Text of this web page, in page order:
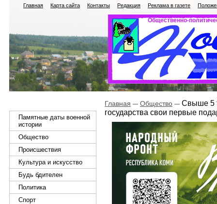
Главная Карта сайта Контакты Редакция Реклама в газете
Общественно-
Памятные даты военной
истории
Общество
Происшествия
Культура и искусство
Будь бдителен
Политика
Спорт
Главная Общество
Свыше 5
государства свои первые